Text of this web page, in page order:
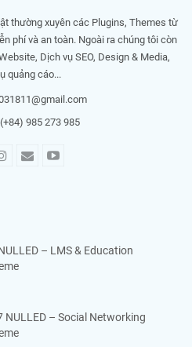
thường xuyên các Plugins, Themes từ
phí và an toàn. Ngoài ra chúng tôi còn
Dịch vụ SEO, Design & Media,
quảng cáo...
985 273 985
– LMS & Education
NULLED – Social Networking